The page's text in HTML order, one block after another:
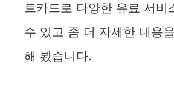
트카드로 다양한 유료 서비
수 있고 좀 더 자세한 내용
해 봤습니다.